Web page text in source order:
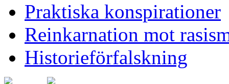
Praktiska konspirationer
Reinkarnation mot
Historieförfalskning